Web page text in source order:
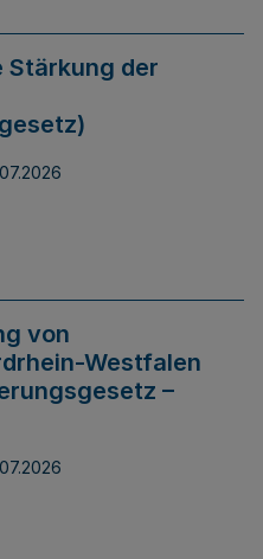
Stärkung der
von
Westfalen
–